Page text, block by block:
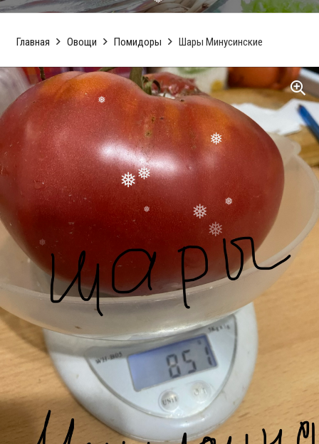
❅
❅
❅
❅
❅
❅
❅ ❅
Главная Овощи Помидоры Шары Минусинские